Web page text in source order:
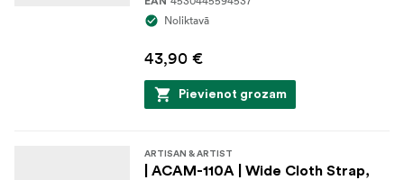
Noliktavā
43,90 €
Pievienot grozam
ARTISAN & ARTIST
| ACAM-110A | Wide Cloth Strap,